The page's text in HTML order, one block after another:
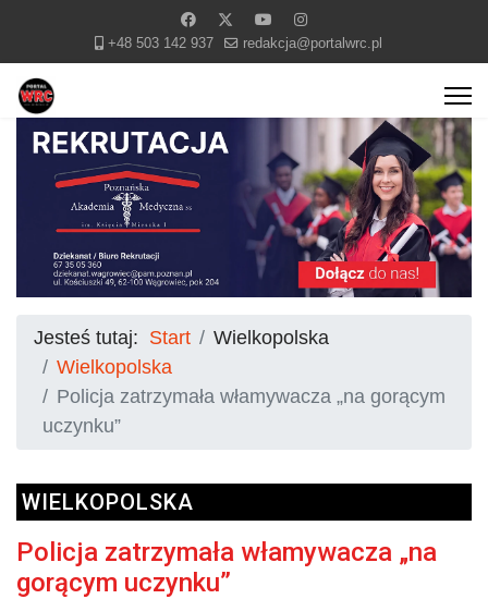
+48 503 142 937 redakcja@portalwrc.pl
Jesteś tutaj: Start
Wielkopolska
Wielkopolska
Policja zatrzymała włamywacza „na gorącym
uczynku”
WIELKOPOLSKA
Policja zatrzymała włamywacza „na
gorącym uczynku”